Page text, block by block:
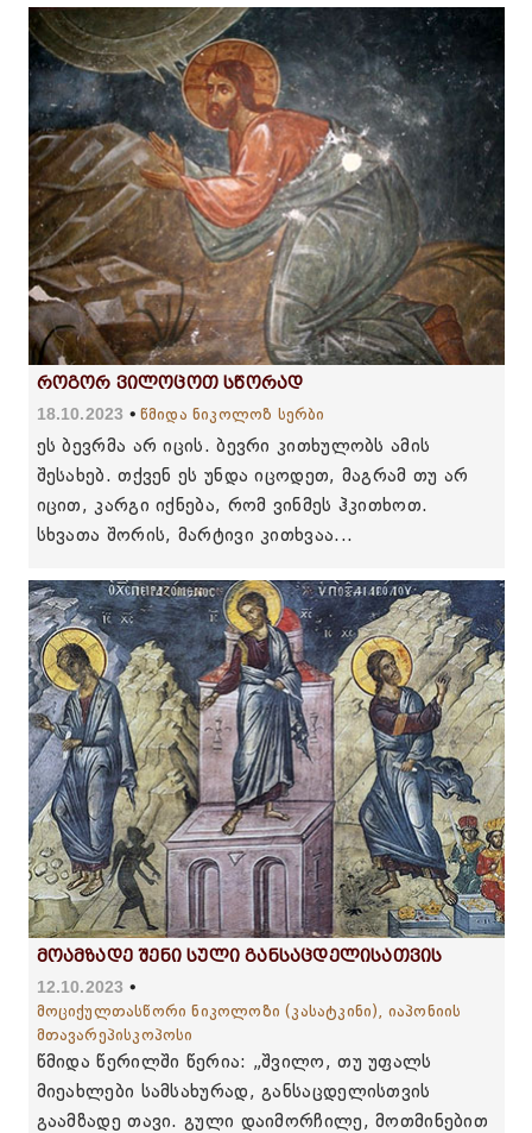
როგორ ვილოცოთ სწორად
18.10.2023 წმიდა ნიკოლოზ სერბი
ეს ბევრმა არ იცის. ბევრი კითხულობს ამის
შესახებ. თქვენ ეს უნდა იცოდეთ, მაგრამ თუ არ
იცით, კარგი იქნება, რომ ვინმეს ჰკითხოთ.
სხვათა შორის, მარტივი კითხვაა...
მოამზადე შენი სული განსაცდელისათვის
12.10.2023
მოციქულთასწორი ნიკოლოზი (კასატკინი), იაპონიის
მთავარეპისკოპოსი
წმიდა წერილში წერია: „შვილო, თუ უფალს
მიეახლები სამსახურად, განსაცდელისთვის
გაამზადე თავი. გული დაიმორჩილე, მოთმინებით